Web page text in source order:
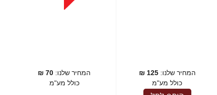
המחיר שלנו:125
₪
כולל מע"מ
המחיר שלנו: 70
₪
כולל מע"מ